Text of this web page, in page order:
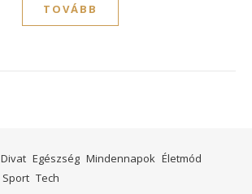
TOVÁBB
Divat Egészség Mindennapok Életmód
Sport Tech